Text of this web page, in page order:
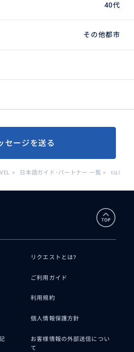
40代
その他都市
セージを送る
> 日本語ガイド･パートナー 一覧 > tizi
リクエストとは?
ご利用ガイド
利用規約
個人情報保護方針
お客様情報の外部送信につい
て